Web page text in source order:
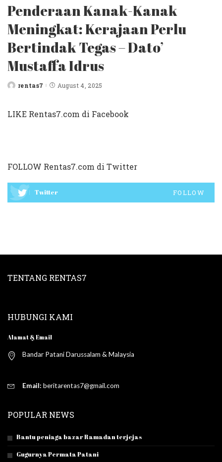
Penderaan Kanak-Kanak
Meningkat: Kerajaan Perlu
Bertindak Tegas – Dato’
Mustaffa Idrus
Postedrentas7 August 4, 2025
LIKE Rentas7.com di Facebook
FOLLOW Rentas7.com di Twitter
Twitter FOLLOW
TENTANG RENTAS7
HUBUNGI KAMI
Alamat & Email
Bandar Patani Darussalam & Malaysia
Email: beritarentas7@gmail.com
POPULAR NEWS
Bantu peniaga bazar Ramadan terjejas
Gugurnya Permata Patani